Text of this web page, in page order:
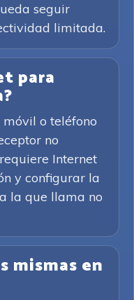
seguir
limitada.
para
o teléfono
no
Internet
y configurar la
la que llama no
mismas en